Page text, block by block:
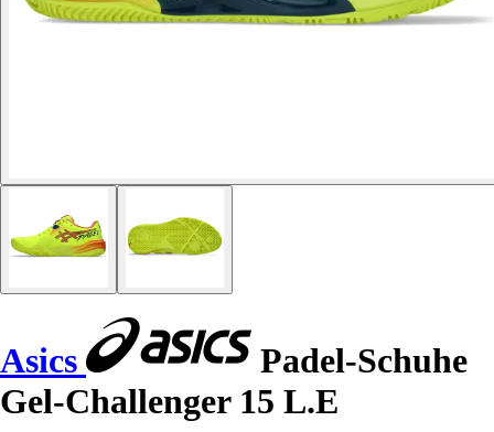
Asics
Padel-Schuhe
Gel-Challenger 15 L.E